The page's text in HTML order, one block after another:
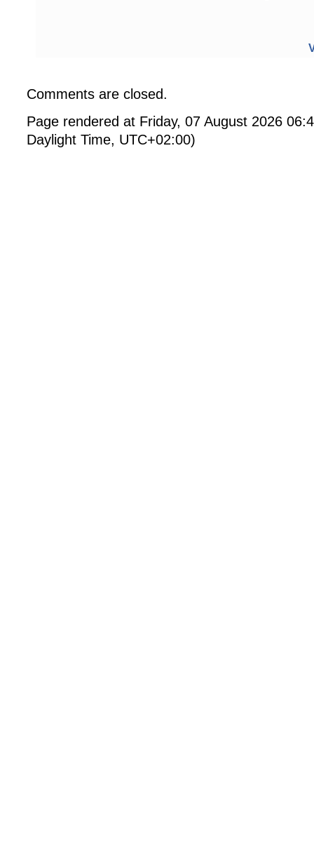
Comments are closed.
Page rendered at Friday, 07 August 2026
Daylight Time, UTC+02:00)